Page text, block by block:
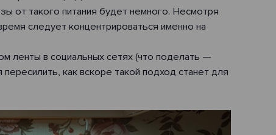
от такого питания будет немного. Несмотря
следует концентрироваться именно на
ленты в социальных сетях (что поделать —
как вскоре такой подход станет для